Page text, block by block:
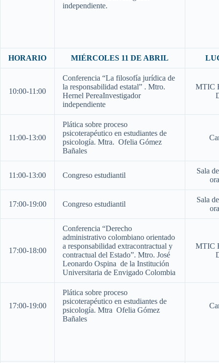
independiente.
HORARIO MIÉRCOLES 11 DE ABRIL
10:00-11:00
Conferencia “La filosofía jurídica de
la responsabilidad estatal” . Mtro.
Hernel PereaInvestigador
independiente
MTIC
11:00-13:00
Plática sobre proceso
psicoterapéutico en estudiantes de
psicología. Mtra. Ofelia Gómez
Bañales
11:00-13:00 Congreso estudiantil
Sala
17:00-19:00 Congreso estudiantil
Sala
17:00-18:00
Conferencia “Derecho
administrativo colombiano orientado
a responsabilidad extracontractual y
contractual del Estado”. Mtro. José
Leonardo Ospina de la Institución
Universitaria de Envigado Colombia
MTIC
17:00-19:00
Plática sobre proceso
psicoterapéutico en estudiantes de
psicología. Mtra Ofelia Gómez
Bañales